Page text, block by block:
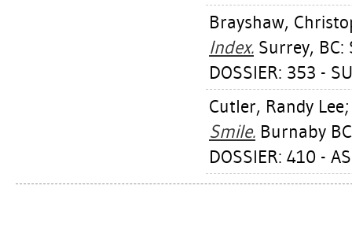
Brayshaw,
Index. Surrey,
DOSSIER: 353 -
Cutler, Randy Lee
Smile. Burnaby
DOSSIER: 410 -